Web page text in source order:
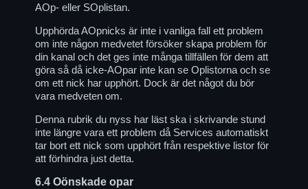
AOp- eller SOplistan.
Upphörda AOpnicks är inte i vanliga fall ett problem
om inte någon medvetet försöker skapa problem för
din kanal och det ges inte många tillfällen för dem att
göra så då icke-AOpar inte kan se Oplistorna och se
om ett nick har upphört. Dock är det något du bör
vara medveten om.
Denna rubrik du nyss har läst ska i skrivande stund
inte längre vara ett problem då Services automatiskt
tar bort ett nick som upphört från respektive listor för
att förhindra just detta.
6.4 Oönskade opar